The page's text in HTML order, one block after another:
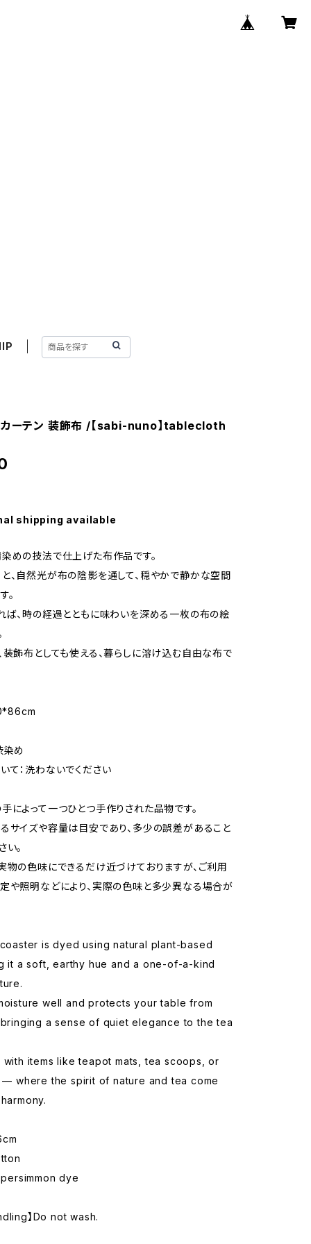
カーテン 装飾布 /【sabi-nuno】tablecloth
shipping available
めの技法で仕上げた布作品です。
、自然光が布の陰影を通して、穏やかで静かな空間
。
ば、時の経過とともに味わいを深める一枚の布の絵
装飾布としても使える、暮らしに溶け込む自由な布で
染め
て：洗わないでください
によって一つひとつ手作りされた品物です。
サイズや容量は目安であり、多少の誤差があること
い。
物の色味にできるだけ近づけておりますが、ご利用
や照明などにより、実際の色味と多少異なる場合が
is dyed using natural plant-based
it a soft, earthy hue and a one-of-a-kind
well and protects your table from
a sense of quiet elegance to the tea
with items like teapot mats, tea scoops, or
where the spirit of nature and tea come
dye
】Do not wash.